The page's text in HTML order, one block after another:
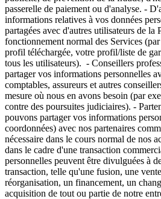
passerelle de paiement ou d'analyse. -
informations relatives à vos données
partagées avec d'autres utilisateurs de la
fonctionnement normal des Services
profil téléchargée, votre profil/liste de
tous les utilisateurs). - Conseillers
partager vos informations personnelles
comptables, assureurs et autres
mesure où nous en avons besoin (par
contre des poursuites judiciaires). -
pouvons partager vos informations
coordonnées) avec nos partenaires
nécessaire dans le cours normal de nos
dans le cadre d'une transaction
personnelles peuvent être divulguées à
transaction, telle qu'une fusion, une
réorganisation, un financement, un
acquisition de tout ou partie de notre